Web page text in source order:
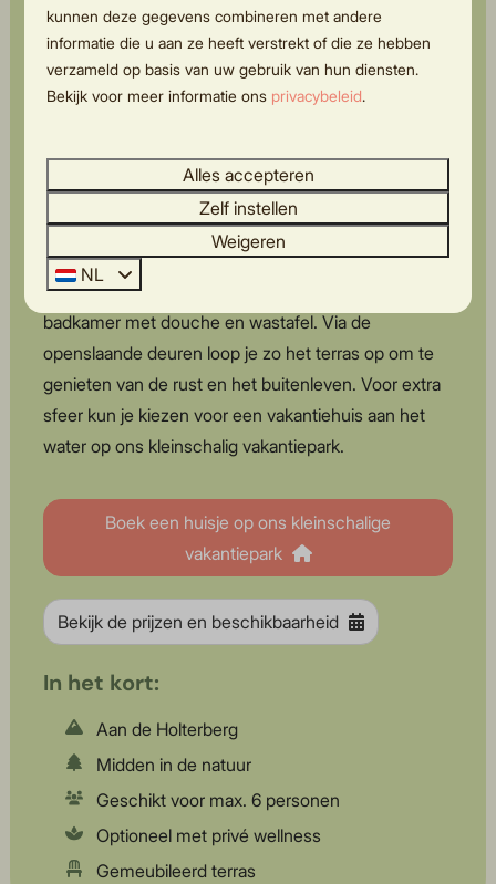
vakantiehuisje midden in de natuur vanOverijssel
Onze accommodaties liggen in een groene
omgeving en beschikken over een ruime tuin, ideaal
om helemaal tot rust te komen. Onze vakantiehuizen
van het type verblijf beschik je over 2 of 3
slaapkamers met comfortabele boxspringbedden en
eventueel een stapelbed. Daarnaast vind je er een
gezellige woonkamer met loungebank en flatscreen-
tv, een complete keuken met eettafel en een
badkamer met douche en wastafel. Via de
openslaande deuren loop je zo het terras op om te
genieten van de rust en het buitenleven. Voor extra
sfeer kun je kiezen voor een vakantiehuis aan het
water op ons kleinschalig vakantiepark.
Boek een huisje op ons kleinschalige
vakantiepark
Bekijk de prijzen en beschikbaarheid
In het kort:
Aan de Holterberg
Midden in de natuur
Geschikt voor max. 6 personen
Optioneel met privé wellness
Gemeubileerd terras
kunnen deze gegevens combineren met andere
informatie die u aan ze heeft verstrekt of die ze hebben
verzameld op basis van uw gebruik van hun diensten.
Bekijk voor meer informatie ons privacybeleid.
Alles accepteren
Zelf instellen
Weigeren
NL